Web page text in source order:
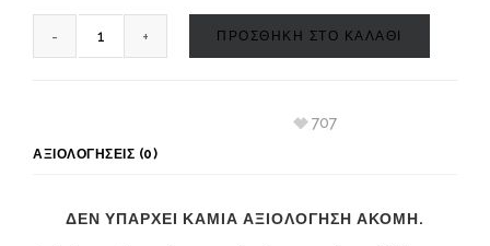
ΠΡΟΣΘΗΚΗ ΣΤΟ ΚΑΛΑΘΙ
707
ΑΞΙΟΛΟΓΉΣΕΙΣ (0)
ΔΕΝ ΥΠΆΡΧΕΙ ΚΑΜΊΑ ΑΞΙΟΛΌΓΗΣΗ ΑΚΌΜΗ.